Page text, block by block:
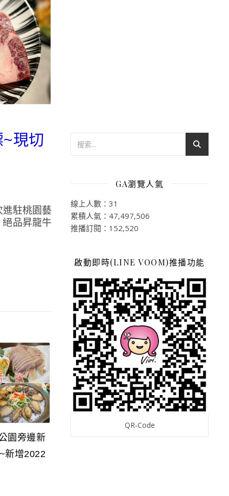
現切
駐桃園藝
品昇龍牛
園旁邊新
新增2022
GA瀏覽人氣
線上人數：31
累積人氣：47,497,506
推播訂閱：152,520
啟動即時(LINE VOOM)推播功能
QR-Code